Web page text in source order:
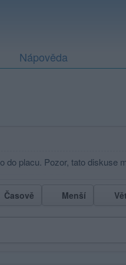
Nápověda
do placu. Pozor, tato diskuse
Časově Menší